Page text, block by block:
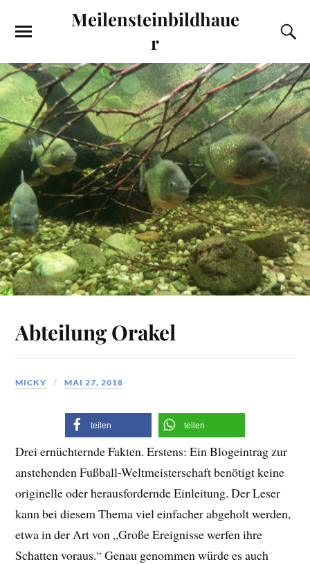
Meilensteinbildhaue
r
Abteilung Orakel
MICKY MAI 27, 2018
teilen teilen
Drei ernüchternde Fakten. Erstens: Ein Blogeintrag zur
anstehenden Fußball-Weltmeisterschaft benötigt keine
originelle oder herausfordernde Einleitung. Der Leser
kann bei diesem Thema viel einfacher abgeholt werden,
etwa in der Art von „Große Ereignisse werfen ihre
Schatten voraus.“ Genau genommen würde es auch